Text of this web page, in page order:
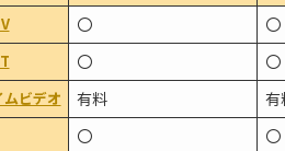
〇 〇
〇 〇
ビデオ 有料 有
〇 〇